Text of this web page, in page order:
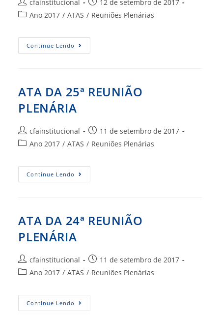
do
cfainstitucional
publicado:
12 de setembro de 2017
Categoria
post:
Ano 2017 / ATAS / Reuniões Plenárias
Continue Lendo ATA
DA
ATA DA 25ª REUNIÃO
PLENÁRIA
Autor
do
cfainstitucional
Post
publicado:
11 de setembro de 2017
Categoria
post:
Ano 2017 / ATAS / Reuniões Plenárias
Continue Lendo ATA
DA
ATA DA 24ª REUNIÃO
PLENÁRIA
Autor
do
cfainstitucional
Post
publicado:
11 de setembro de 2017
Categoria
post:
Ano 2017 / ATAS / Reuniões Plenárias
Continue Lendo ATA
DA